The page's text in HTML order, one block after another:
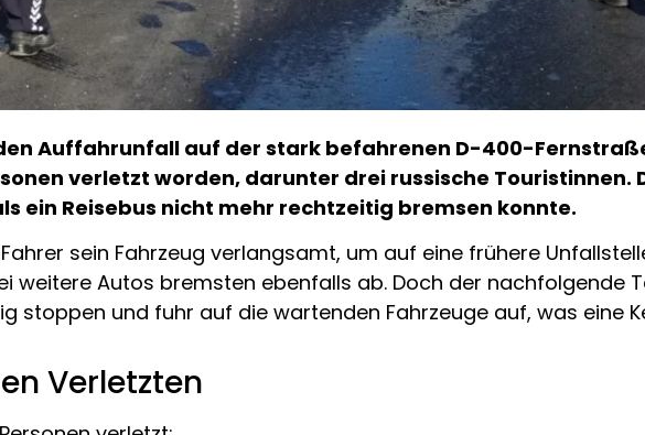
Auffahrunfall auf der stark befahrenen D-400-
verletzt worden, darunter drei russische Touristinnen.
ein Reisebus nicht mehr rechtzeitig bremsen konnte.
sein Fahrzeug verlangsamt, um auf eine frühere
weitere Autos bremsten ebenfalls ab. Doch der nachfolgende
stoppen und fuhr auf die wartenden Fahrzeuge auf, was eine
Verletzten